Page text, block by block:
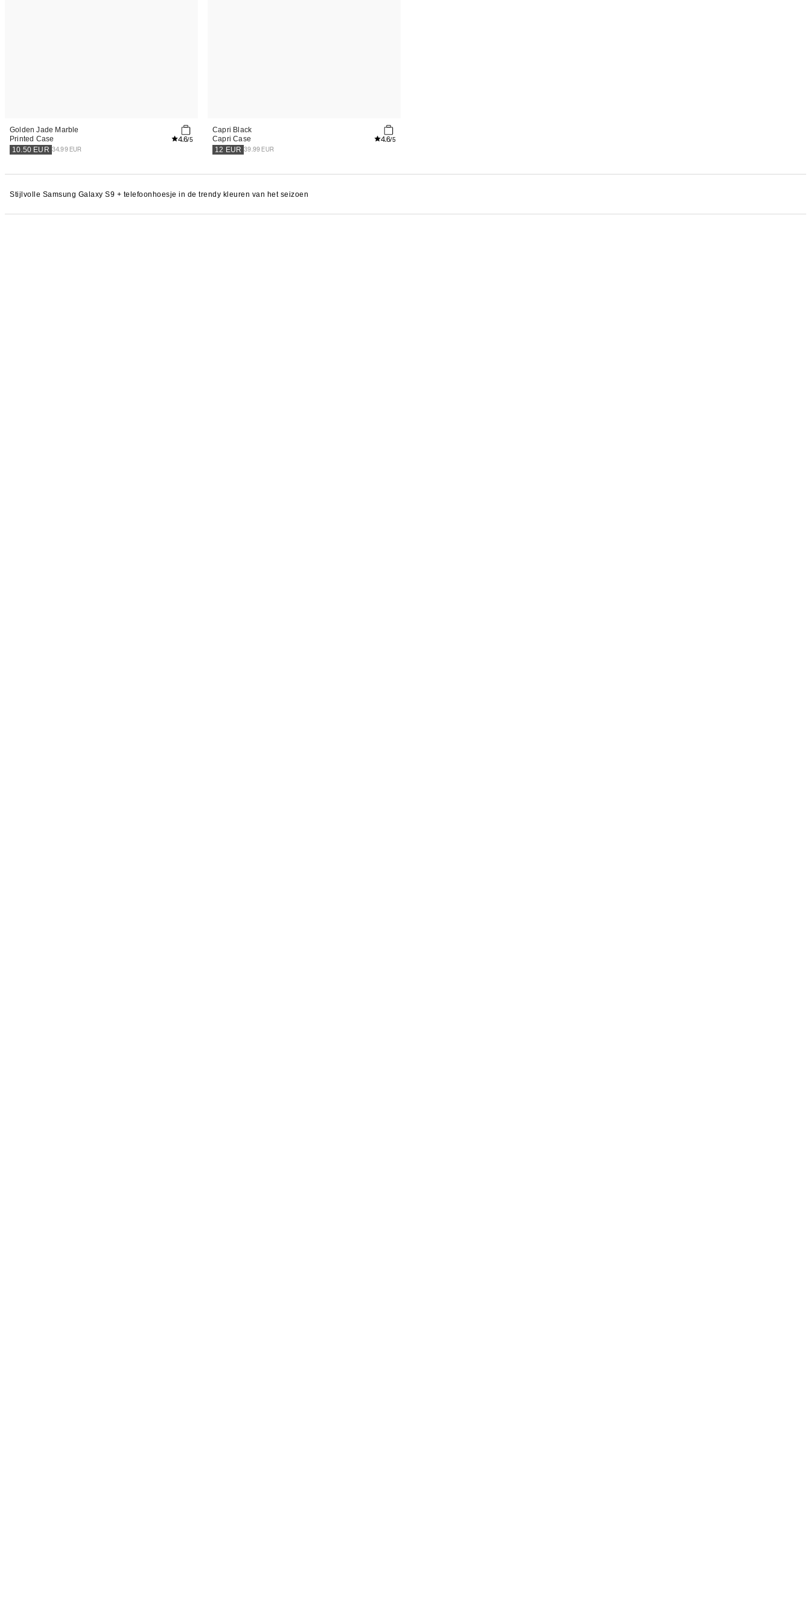
Golden Jade Marble
Printed Case
4.6/5
34.99 EUR
10.50 EUR
Capri Black
Capri Case
4.6/5
39.99 EUR
12 EUR
Stijlvolle Samsung Galaxy S9 + telefoonhoesje in de trendy kleuren van het seizoen